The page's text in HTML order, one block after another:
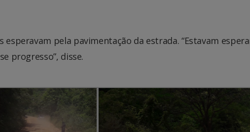
esperavam pela pavimentação da estrada. “Estavam
progresso”, disse.